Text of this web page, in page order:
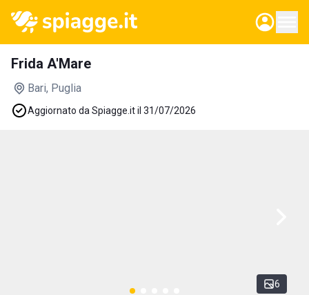
Frida A'Mare
Bari, Puglia
Aggiornato da Spiagge.it il 31/07/2026
6